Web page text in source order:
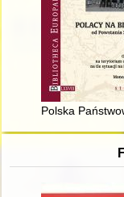
Polska